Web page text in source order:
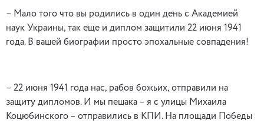
– Мало того что вы родились в один день с Академией
наук Украины, так еще и диплом защитили 22 июня 1941
года. В вашей биографии просто эпохальные совпадения!
– 22 июня 1941 года нас, рабов божьих, отправили на
защиту дипломов. И мы пешака – я с улицы Михаила
Коцюбинского – отправились в КПИ. На площади Победы